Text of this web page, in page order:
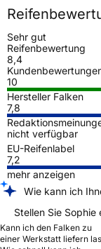
Sehr gut
Reifenbewertung
8,4
10
Hersteller Falken
7,8
nicht verfügbar
EU-Reifenlabel
7,2
mehr anzeigen
Wie kann ich
Stellen Sie Sophie
Kann ich den Falken zu
einer Werkstatt liefern